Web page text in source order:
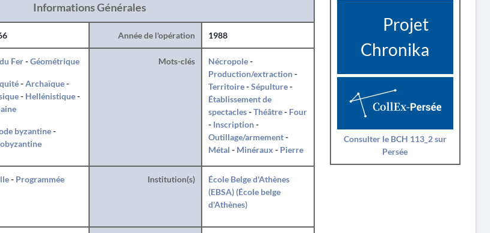
Informations Générales
Année de l'opération 1988
Fer-Géométrique
-Archaïque-
- Hellénistique-
byzantine-
Mots-clés Nécropole-
Production/extraction-
Territoire-Sépulture-
Établissement de
spectacles-Théâtre- Four
- Inscription-
Outillage/armement-
Métal - Minéraux - Pierre
- Programmée Institution(s)
École Belge d'Athènes
(EBSA) (École belge
d'Athènes)
Projet
Chronika
Consulter le BCH 113_2 sur
Persée